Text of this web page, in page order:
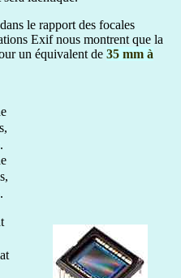
dans le rapport des focales
Exif nous montrent que la
un équivalent de 35 mm à
.
.